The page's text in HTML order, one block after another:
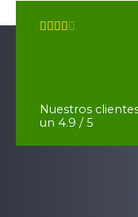
    
a
Nuestros
un 4.9 / 5